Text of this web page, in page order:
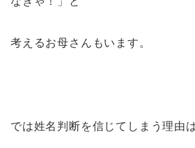
考えるお母さんもいます。
では姓名判断を信じてしまう理由